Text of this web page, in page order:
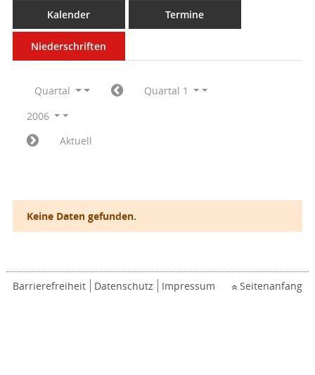
Kalender Termine
Niederschriften
Quartal
Quartal 1
2006
Aktuell
Keine Daten gefunden.
Barrierefreiheit Datenschutz Impressum Seitenanfang